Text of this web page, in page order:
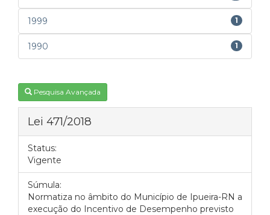
1999 1
1990 1
Pesquisa Avançada
Lei 471/2018
Status:
Vigente
Súmula:
Normatiza no âmbito do Município de Ipueira-RN a
execução do Incentivo de Desempenho previsto